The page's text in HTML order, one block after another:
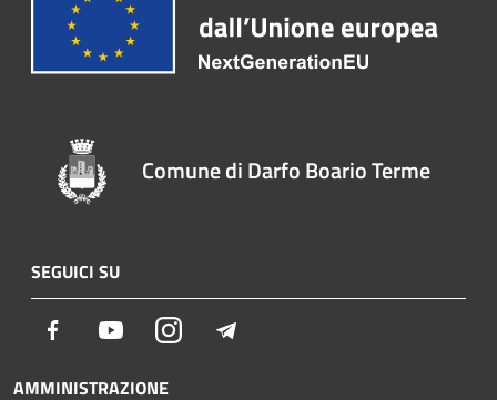
Comune di Darfo Boario Terme
SEGUICI SU
Facebook YoutubeInstagram
AMMINISTRAZIONE